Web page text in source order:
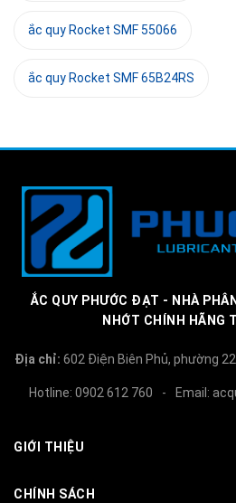
ắc quy Rocket SMF 55066
ắc quy Rocket SMF 65B24RS
ẮC QUY PHƯỚC ĐẠT - NHÀ
NHỚT CHÍNH HÃNG
Địa chỉ: 602 Điện Biên Phủ, phường
Hotline: 0902 612 760 - Email:
GIỚI THIỆU
CHÍNH SÁCH